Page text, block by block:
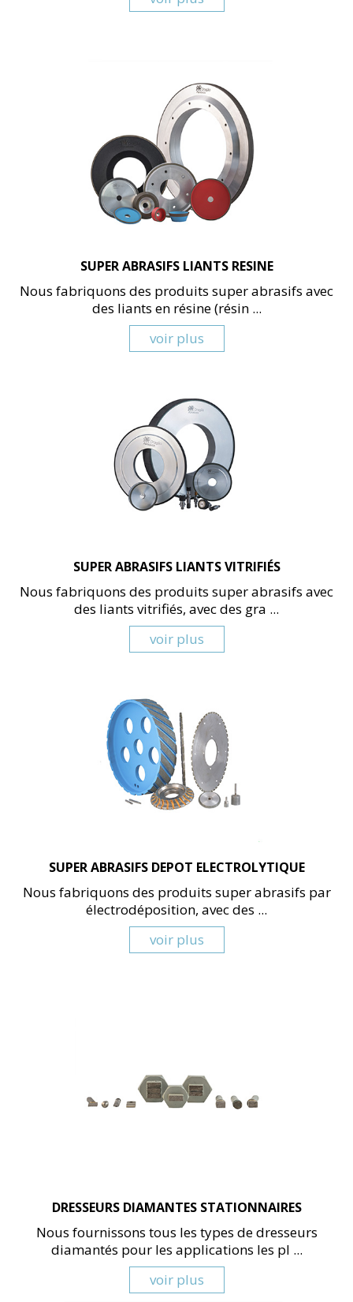
SUPER ABRASIFS LIANTS RESINE
Nous fabriquons des produits super abrasifs avec
des liants en résine (résin ...
voir plus
SUPER ABRASIFS LIANTS VITRIFIÉS
Nous fabriquons des produits super abrasifs avec
des liants vitrifiés, avec des gra ...
voir plus
SUPER ABRASIFS DEPOT ELECTROLYTIQUE
Nous fabriquons des produits super abrasifs par
électrodéposition, avec des ...
voir plus
DRESSEURS DIAMANTES STATIONNAIRES
Nous fournissons tous les types de dresseurs
diamantés pour les applications les pl ...
voir plus